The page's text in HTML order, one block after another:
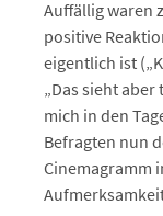
Auffällig waren
positive
eigentlich ist
„Das sieht
mich in den
Befragten nun
Cinemagramm